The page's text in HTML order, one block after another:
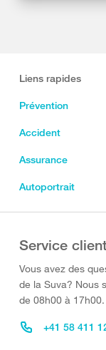
Liens rapides
Prévention
Accident
Assurance
Autoportrait
Service
Vous avez des
de la Suva? Nous
de 08h00 à 17h00.
+41 58 411